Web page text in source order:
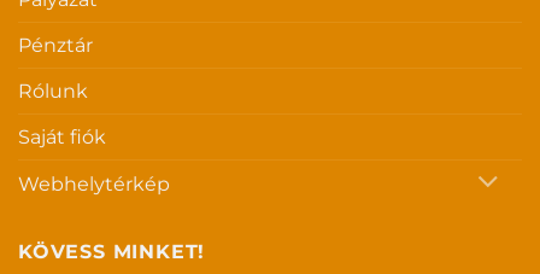
Pénztár
Rólunk
Saját fiók
Webhelytérkép
KÖVESS MINKET!